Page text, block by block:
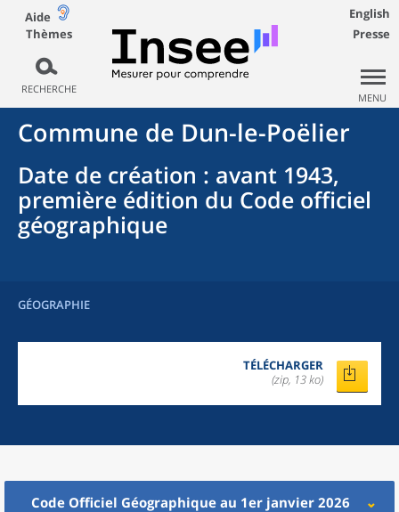
Aide
Thèmes
RECHERCHE
English
Presse
MENU
Commune de Dun-le-Poëlier
Date de création : avant 1943,
première édition du Code officiel
géographique
GÉOGRAPHIE
TÉLÉCHARGER
(zip, 13 ko)
Code Officiel Géographique au 1er janvier 2026